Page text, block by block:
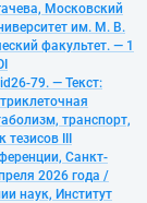
Московский
им. М. В.
факультет. — 1
79. — Текст:
транспорт,
III
Санкт-
2026 года /
наук, Институт